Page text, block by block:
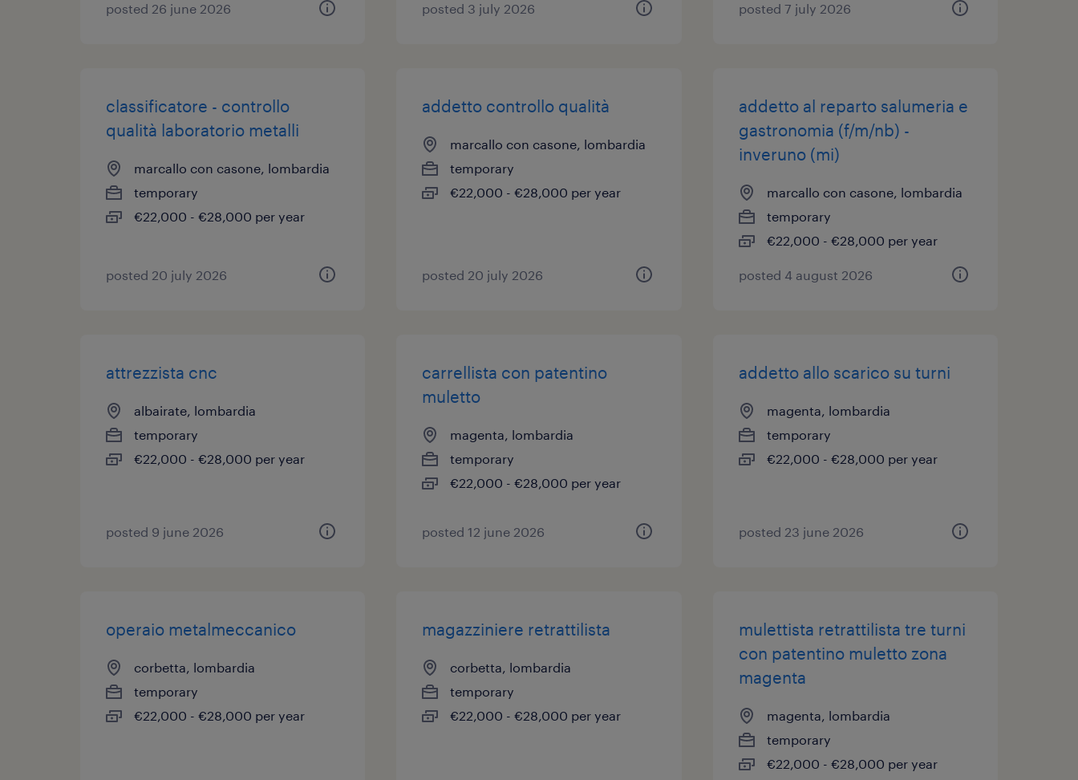
posted 26 june 2026 posted 3 july 2026 posted 7 july 2026
classificatore - controllo
qualità laboratorio metalli
marcallo con casone, lombardia
temporary
€22,000 - €28,000 per year
posted 20 july 2026
addetto controllo qualità
marcallo con casone, lombardia
temporary
€22,000 - €28,000 per year
posted 20 july 2026
addetto al reparto salumeria e
gastronomia (f/m/nb) -
inveruno (mi)
marcallo con casone, lombardia
temporary
€22,000 - €28,000 per year
posted 4 august 2026
attrezzista cnc
albairate, lombardia
temporary
€22,000 - €28,000 per year
posted 9 june 2026
carrellista con patentino
muletto
magenta, lombardia
temporary
€22,000 - €28,000 per year
posted 12 june 2026
addetto allo scarico su turni
magenta, lombardia
temporary
€22,000 - €28,000 per year
posted 23 june 2026
operaio metalmeccanico
corbetta, lombardia
temporary
€22,000 - €28,000 per year
magazziniere retrattilista
corbetta, lombardia
temporary
€22,000 - €28,000 per year
mulettista retrattilista tre turni
con patentino muletto zona
magenta
magenta, lombardia
temporary
€22,000 - €28,000 per year